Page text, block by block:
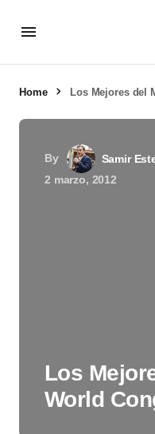
Home Los Mejores del
By
Samir
2 marzo, 2012
Los
World